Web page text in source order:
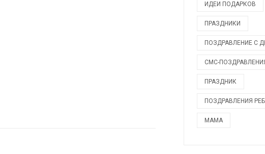
ИДЕИ ПОДАРКОВ
ПРАЗДНИКИ
ПОЗДРАВЛЕНИЕ С
СМС-
ПРАЗДНИК
ПОЗДРАВЛЕНИЯ
МАМА